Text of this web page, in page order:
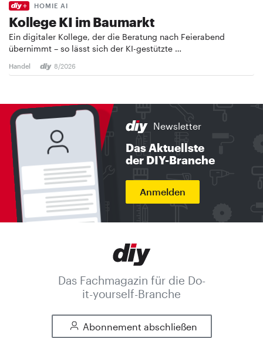
HOMIE AI
Kollege KI im Baumarkt
Ein digitaler Kollege, der die Beratung nach Feierabend
übernimmt – so lässt sich der KI-gestützte …
Handel 8/2026
Newsletter
Das Aktuellste
der DIY-Branche
Anmelden
Das Fachmagazin für die Do-
it-yourself-Branche
Abonnement abschließen